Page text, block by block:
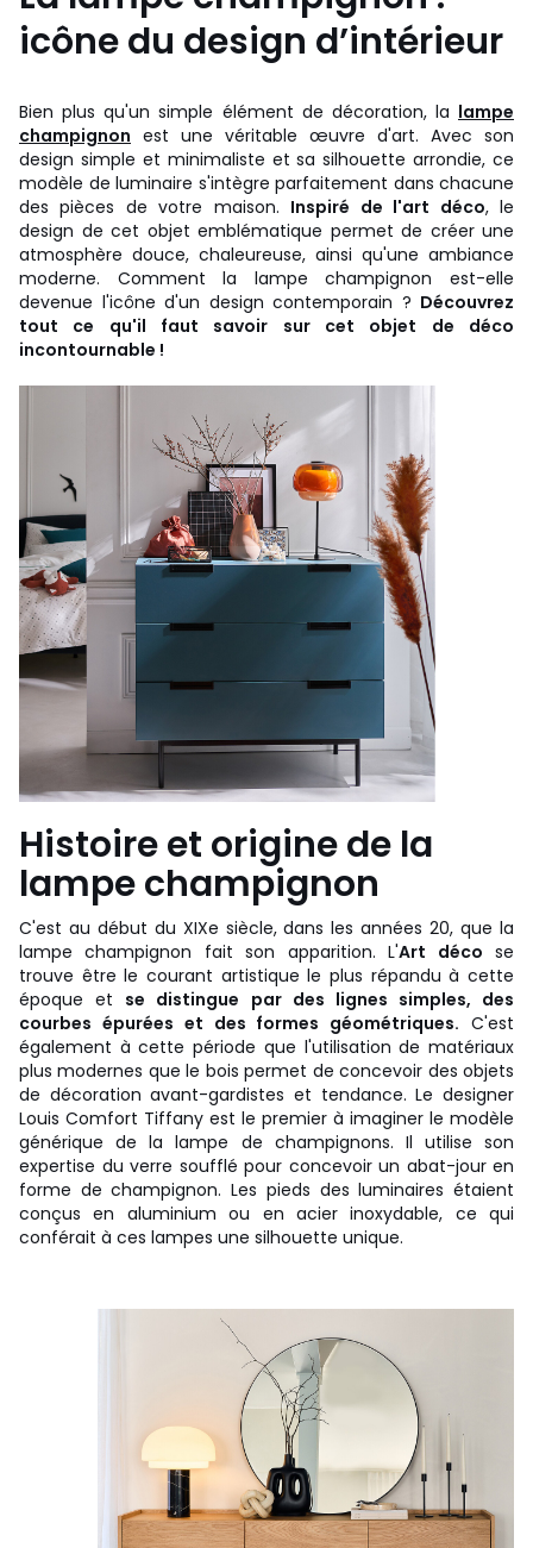
icône du design d’intérieur
Bien plus qu'un simple élément de décoration, la lampe
champignon est une véritable œuvre d'art. Avec son
design simple et minimaliste et sa silhouette arrondie, ce
modèle de luminaire s'intègre parfaitement dans chacune
des pièces de votre maison. Inspiré de l'art déco, le
design de cet objet emblématique permet de créer une
atmosphère douce, chaleureuse, ainsi qu'une ambiance
moderne. Comment la lampe champignon est-elle
devenue l'icône d'un design contemporain ? Découvrez
tout ce qu'il faut savoir sur cet objet de déco
incontournable !
Histoire et origine de la
lampe champignon
C'est au début du XIXe siècle, dans les années 20, que la
lampe champignon fait son apparition. L'Art déco se
trouve être le courant artistique le plus répandu à cette
époque et se distingue par des lignes simples, des
courbes épurées et des formes géométriques. C'est
également à cette période que l'utilisation de matériaux
plus modernes que le bois permet de concevoir des objets
de décoration avant-gardistes et tendance. Le designer
Louis Comfort Tiffany est le premier à imaginer le modèle
générique de la lampe de champignons. Il utilise son
expertise du verre soufflé pour concevoir un abat-jour en
forme de champignon. Les pieds des luminaires étaient
conçus en aluminium ou en acier inoxydable, ce qui
conférait à ces lampes une silhouette unique.